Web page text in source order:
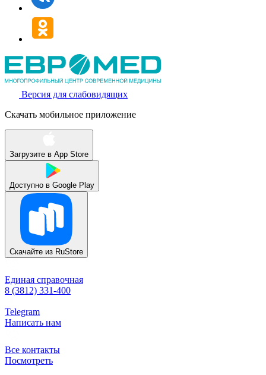
Версия для слабовидящих
Скачать мобильное приложение
Загрузите в App Store
Доступно в Google Play
Скачайте из RuStore
Единая справочная
8 (3812) 331-400
Telegram
Написать нам
Все контакты
Посмотреть